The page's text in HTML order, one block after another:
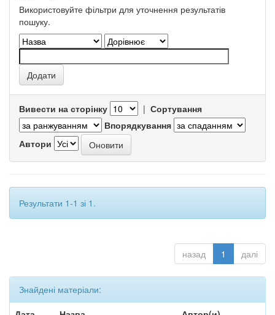
Використовуйте фільтри для уточнення результатів
пошуку.
Вивести на сторінку | Сортування
Впорядкування
Автори
Результати 1-1 зі 1.
назад 1 далі
Знайдені матеріали: